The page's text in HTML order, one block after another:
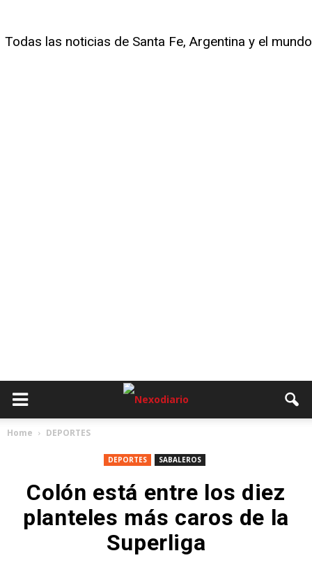
Todas las noticias de Santa Fe, Argentina y el mundo
Home DEPORTES
DEPORTES SABALEROS
Colón está entre los diez
planteles más caros de la
Superliga